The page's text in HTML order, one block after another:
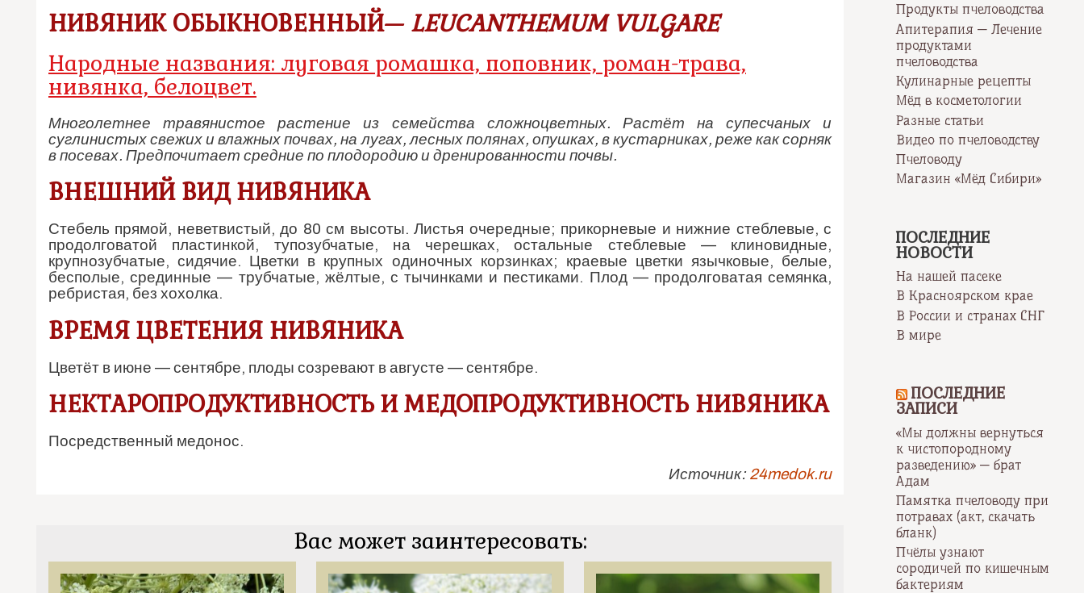
НИВЯНИК ОБЫКНОВЕННЫЙ— LEUCANTHEMUM VULGARE
Народные названия: луговая ромашка, поповник, роман-трава,
нивянка, белоцвет.
Многолетнее травянистое растение из семейства сложноцветных. Растёт на супесчаных и
суглинистых свежих и влажных почвах, на лугах, лесных полянах, опушках, в кустарниках, реже как сорняк
в посевах. Предпочитает средние по плодородию и дренированности почвы.
ВНЕШНИЙ ВИД НИВЯНИКА
Стебель прямой, неветвистый, до 80 см высоты. Листья очередные; прикорневые и нижние стеблевые, с
продолговатой пластинкой, тупозубчатые, на черешках, остальные стеблевые — клиновидные,
крупнозубчатые, сидячие. Цветки в крупных одиночных корзинках; краевые цветки язычковые, белые,
бесполые, срединные — трубчатые, жёлтые, с тычинками и пестиками. Плод — продолговатая семянка,
ребристая, без хохолка.
ВРЕМЯ ЦВЕТЕНИЯ НИВЯНИКА
Цветёт в июне — сентябре, плоды созревают в августе — сентябре.
НЕКТАРОПРОДУКТИВНОСТЬ И МЕДОПРОДУКТИВНОСТЬ НИВЯНИКА
Посредственный медонос.
Источник:24medok.ru
Вас может заинтересовать:
Продукты пчеловодства
Апитерапия — Лечение
продуктами
пчеловодства
Кулинарные рецепты
Мёд в косметологии
Разные статьи
Видео по пчеловодству
Пчеловоду
Магазин «Мёд Сибири»
ПОСЛЕДНИЕ
НОВОСТИ
На нашей пасеке
В Красноярском крае
В России и странах СНГ
В мире
ПОСЛЕДНИЕ
ЗАПИСИ
«Мы должны вернуться
к чистопородному
разведению» — брат
Адам
Памятка пчеловоду при
потравах (акт, скачать
бланк)
Пчёлы узнают
сородичей по кишечным
бактериям